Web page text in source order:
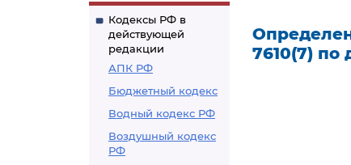
Кодексы РФ в
действующей
редакции
АПК РФ
Бюджетный кодекс
Водный кодекс РФ
Воздушный кодекс
РФ
7610(7) по